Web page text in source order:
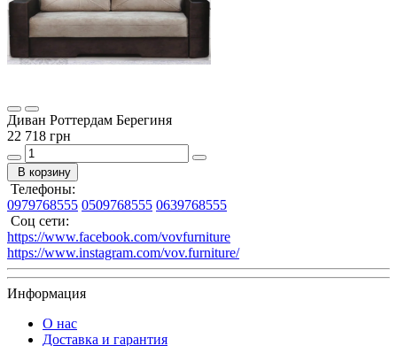
Диван Роттердам Берегиня
22 718 грн
В корзину
Телефоны:
0979768555 0509768555 0639768555
Соц сети:
https://www.facebook.com/vovfurniture
https://www.instagram.com/vov.furniture/
Информация
О нас
Доставка и гарантия